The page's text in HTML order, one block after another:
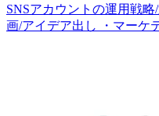
SNSアカウントの運用戦
画/アイデア出し ・マーケ